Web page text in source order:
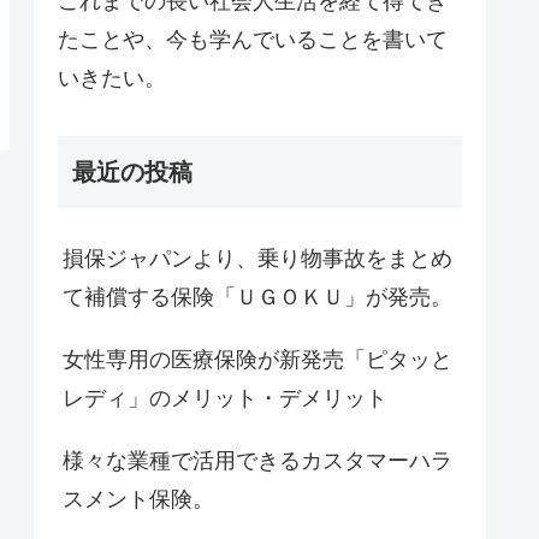
たことや、今も学んでいることを書いて
いきたい。
最近の投稿
損保ジャパンより、乗り物事故をまとめ
て補償する保険「ＵＧＯＫＵ」が発売。
女性専用の医療保険が新発売「ピタッと
レディ」のメリット・デメリット
様々な業種で活用できるカスタマーハラ
スメント保険。